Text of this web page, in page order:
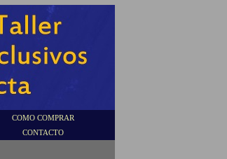
COMO COMPRAR
CONTACTO